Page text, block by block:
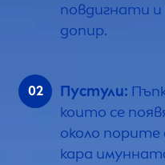
повдигнати и
допир.
Пустули:
които се
около
кара